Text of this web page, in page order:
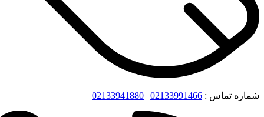
شماره تماس : 02133991466
|
02133941880